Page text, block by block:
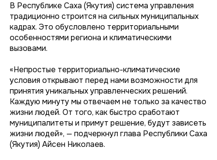
В Республике Саха (Якутия) система управления
традиционно строится на сильных муниципальных
кадрах. Это обусловлено территориальными
особенностями региона и климатическими
вызовами.
«Непростые территориально-климатические
условия открывают перед нами возможности для
принятия уникальных управленческих решений.
Каждую минуту мы отвечаем не только за качество
жизни людей. От того, как быстро сработают
муниципалитеты и примут решение, будут зависеть
жизни людей», — подчеркнул глава Республики Саха
(Якутия) Айсен Николаев.